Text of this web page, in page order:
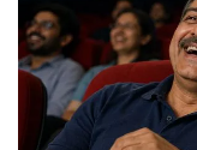
पोषक तत्व भी मौजूद
अलग से मिलाई जाती है,
से ज्यादा खाने पर मोटापा,
समस्याओं का खतरा बढ़ा